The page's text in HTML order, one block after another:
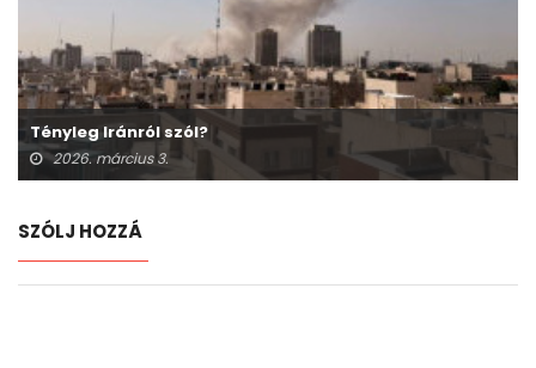
Tényleg Iránról szól?
2026. március 3.
SZÓLJ HOZZÁ